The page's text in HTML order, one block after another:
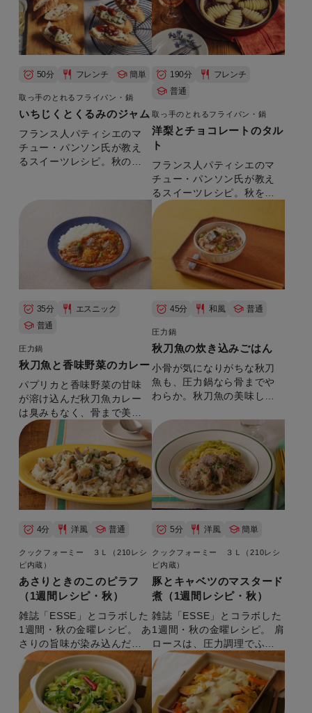
50分 フレンチ 簡単
取っ手のとれるフライパン・鍋
いちじくとくるみのジャム
フランス人パティシエのマ
チュー・パンソン氏が教え
るスイーツレシピ。秋の始
せたジャムは、アペリティ
フのお供や作りおきにもお
すすめです。
190分
フレンチ
普通
取っ手のとれるフライパン・鍋
洋梨とチョコレートのタル
ト
フランス人パティシエのマ
チュー・パンソン氏が教え
るスイーツレシピ。秋を代
表する洋梨を使ったタルト
は、果実のシャリっとした
食感とマイルドなチョコレ
ートの甘さがよく合いま
す。
35分
エスニック
普通
圧力鍋
秋刀魚と香味野菜のカレー
パプリカと香味野菜の甘味
が溶け込んだ秋刀魚カレー
は臭みもなく、骨まで美味
しく召し上がれます。
45分 和風 普通
圧力鍋
秋刀魚の炊き込みごはん
小骨が気になりがちな秋刀
魚も、圧力鍋なら骨までや
わらか。秋刀魚の美味しさ
はの炊き込みごはんです。
4分 洋風 普通
クックフォーミー ３Ｌ（210レシ
ピ内蔵）
あさりときのこのピラフ
（1週間レシピ・秋）
雑誌「ESSE」とコラボした
1週間・秋の金曜レシピ。 あ
さりの旨味が染み込んだピ
ラフ。 【準備時間：5分】
5分 洋風 簡単
クックフォーミー ３Ｌ（210レシ
ピ内蔵）
豚とキャベツのマスタード
煮（1週間レシピ・秋）
雑誌「ESSE」とコラボした
1週間・秋の金曜レシピ。 肩
ロースは、圧力調理でふっ
くら柔らかくなります。
【準備時間：5分】